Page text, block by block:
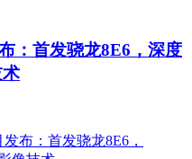
：首发骁龙8E6，深度